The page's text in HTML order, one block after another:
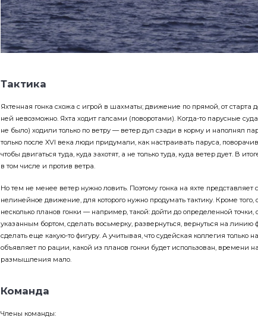
Тактика
Яхтенная гонка схожа с игрой в шахматы; движение по прямой, от старта
ней невозможно. Яхта ходит галсами (поворотами). Когда-то парусные
не было) ходили только по ветру — ветер дул сзади в корму и наполнял
только после XVI века люди придумали, как настраивать паруса,
чтобы двигаться туда, куда захотят, а не только туда, куда ветер дует. В
в том числе и против ветра.
Но тем не менее ветер нужно ловить. Поэтому гонка на яхте представляет
нелинейное движение, для которого нужно продумать тактику. Кроме того,
несколько планов гонки — например, такой: дойти до определенной точки,
указанным бортом, сделать восьмерку, развернуться, вернуться на
сделать еще какую-то фигуру. А учитывая, что судейская коллегия только
объявляет по рации, какой из планов гонки будет использован, времени на
размышления мало.
Команда
Члены команды: